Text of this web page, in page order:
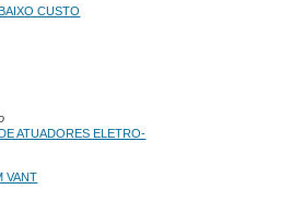
CUSTO
ATUADORES ELETRO-
VANT